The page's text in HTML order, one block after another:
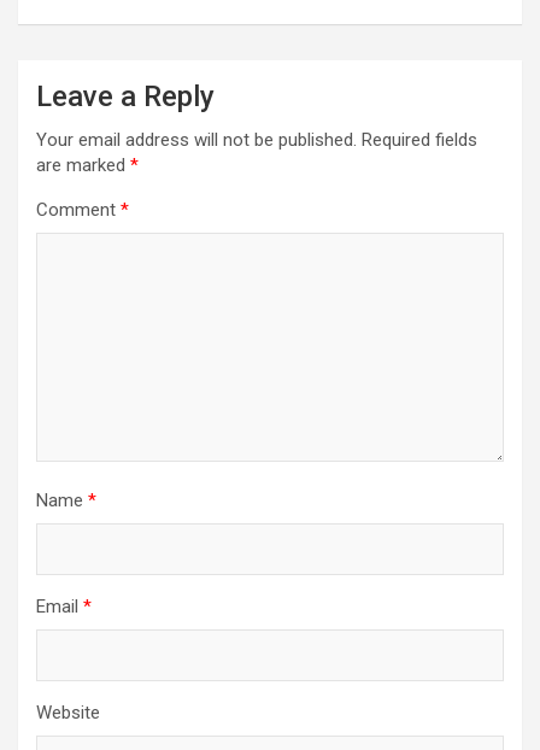
Leave a Reply
Your email address will not be published. Required fields
are marked *
Comment *
Name *
Email *
Website